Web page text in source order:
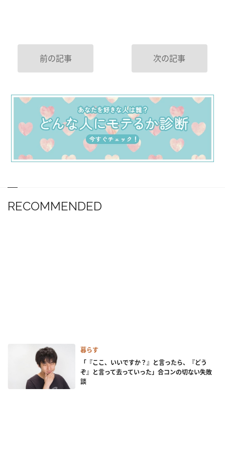
前の記事 次の記事
RECOMMENDED
暮らす
「『ここ、いいですか？』と言ったら、『どう
ぞ』と言って去っていった」合コンの切ない失敗
談